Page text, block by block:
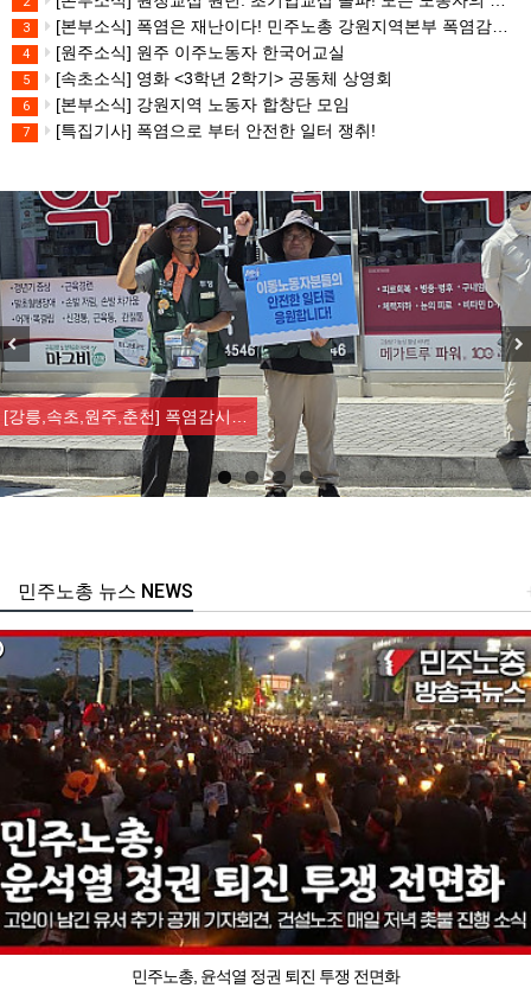
3 [본부소식] 폭염은 재난이다! 민주노총 강원지역본부 폭염감시단 선포 기자회견
4 [원주소식] 원주 이주노동자 한국어교실
5 [속초소식] 영화 <3학년 2학기> 공동체 상영회
6 [본부소식] 강원지역 노동자 합창단 모임
7 [특집기사] 폭염으로 부터 안전한 일터 쟁취!
[강릉,속초,원주,춘천] 폭염감시…
주노총 뉴스 NEWS
민주노총, 윤석열 정권 퇴진 투쟁 전면화